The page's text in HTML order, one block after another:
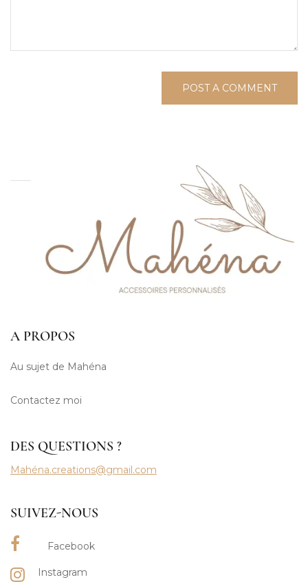
A PROPOS
Au sujet de Mahéna
Contactez moi
DES QUESTIONS ?
Mahéna.creations@gmail.com
SUIVEZ-NOUS
Facebook
Instagram